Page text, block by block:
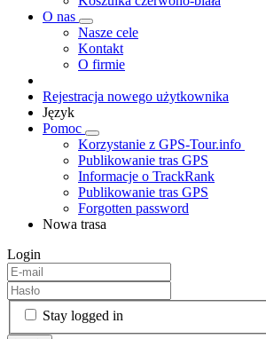
O nas
Nasze cele
Kontakt
O firmie
Rejestracja nowego użytkownika
Język
Pomoc
Korzystanie z GPS-Tour.info
Publikowanie tras GPS
Informacje o TrackRank
Publikowanie tras GPS
Forgotten password
Nowa trasa
Login
Stay logged in